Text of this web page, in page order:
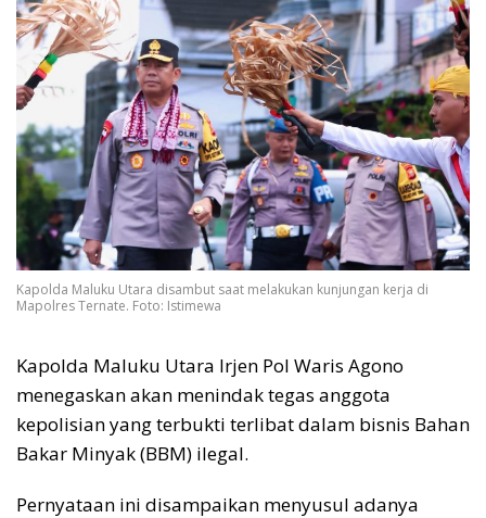
Kapolda Maluku Utara disambut saat melakukan kunjungan kerja di
Mapolres Ternate. Foto: Istimewa
Kapolda Maluku Utara Irjen Pol Waris Agono
menegaskan akan menindak tegas anggota
kepolisian yang terbukti terlibat dalam bisnis Bahan
Bakar Minyak (BBM) ilegal.
Pernyataan ini disampaikan menyusul adanya